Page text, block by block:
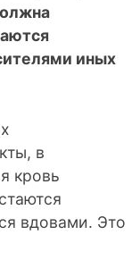
иных
в
кровь
вдовами. Это